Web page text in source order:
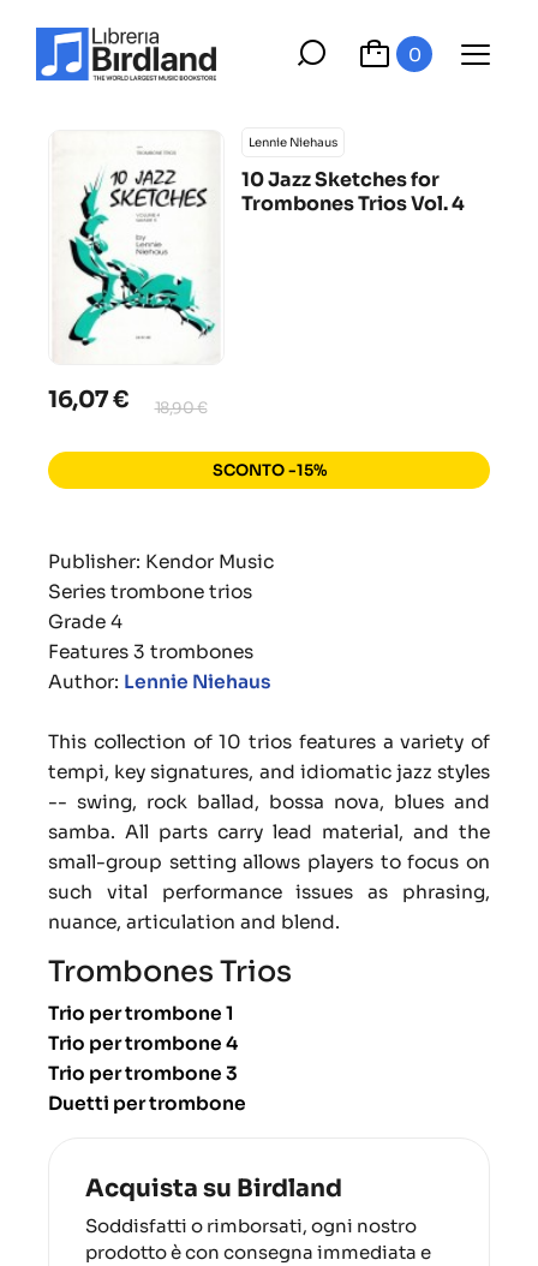
0
Lennie Niehaus
10 Jazz Sketches for
Trombones Trios Vol. 4
16,07 € 18,90 €
SCONTO -15%
Publisher: Kendor Music
Series trombone trios
Grade 4
Features 3 trombones
Author: Lennie Niehaus
This collection of 10 trios features a variety of
tempi, key signatures, and idiomatic jazz styles
-- swing, rock ballad, bossa nova, blues and
samba. All parts carry lead material, and the
small-group setting allows players to focus on
such vital performance issues as phrasing,
nuance, articulation and blend.
Trombones Trios
Trio per trombone 1
Trio per trombone 4
Trio per trombone 3
Duetti per trombone
Acquista su Birdland
Soddisfatti o rimborsati, ogni nostro
prodotto è con consegna immediata e